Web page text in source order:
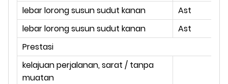
lebar lorong susun sudut kanan Ast
lebar lorong susun sudut kanan
Ast
Prestasi
kelajuan perjalanan, sarat / tanpa
muatan